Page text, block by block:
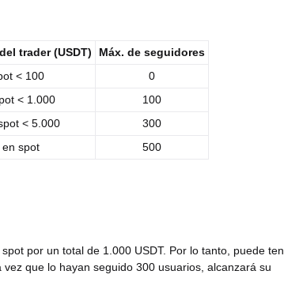
trader (USDT)
Máx. de seguidores
< 100
0
< 1.000
100
< 5.000
300
spot
500
por un total de 1.000 USDT. Por lo tanto, puede
que lo hayan seguido 300 usuarios, alcanzará su